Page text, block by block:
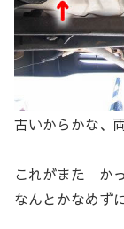
古いからかな、
これがまた か
なんとかなめず